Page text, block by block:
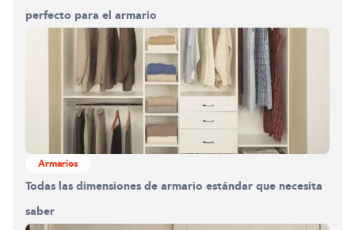
perfecto para el armario
Armarios
Todas las dimensiones de armario estándar que necesita
saber
Construyendo el
0%